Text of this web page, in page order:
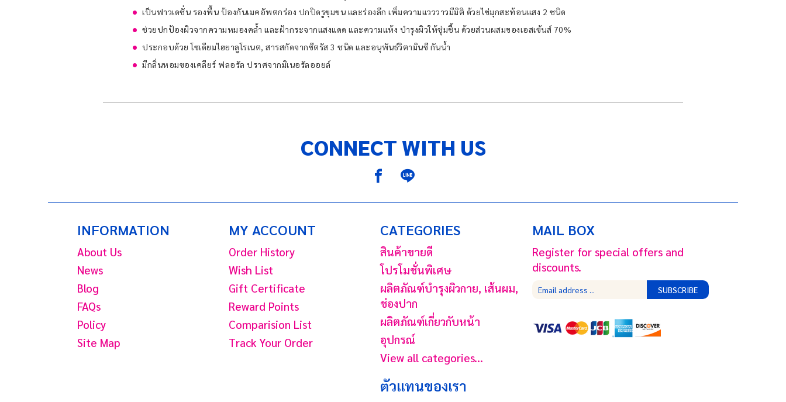
เป็นฟาวเดชั่น รองพื้น ป้องกันเมคอัพตกร่อง ปกปิดรูขุมขน และร่องลึก เพิ่มความแวววาวมีมิติ ด้วยไข่มุกสะท้อนแสง 2 ชนิด
ช่วยปกป้องผิวจากความหมองคล้ำ และฝ้ากระจากแสงแดด และความแห้ง บำรุงผิวให้ชุ่มชื้น ด้วยส่วนผสมของเอสเซ้นส์ 70%
ประกอบด้วย โซเดียมไฮยาลูโรเนต, สารสกัดจากซีตรัส 3 ชนิด และอนุพันธ์วิตามินซี กันน้ำ
มีกลิ่นหอมของเคลียร์ ฟลอรัล ปราศจากมิเนอรัลออยล์
CONNECT WITH US
INFORMATION
About Us
News
Blog
FAQs
Policy
Site Map
MY ACCOUNT
Order History
Wish List
Gift Certificate
Reward Points
Comparision List
Track Your Order
CATEGORIES
สินค้าขายดี
โปรโมชั่นพิเศษ
ผลิตภัณฑ์บํารุงผิวกาย, เส้นผม,
ช่องปาก
ผลิตภัณฑ์เกี่ยวกับหน้า
อุปกรณ์
View all categories...
ตัวแทนของเรา
MAIL BOX
Register for special offers and
discounts.
SUBSCRIBE